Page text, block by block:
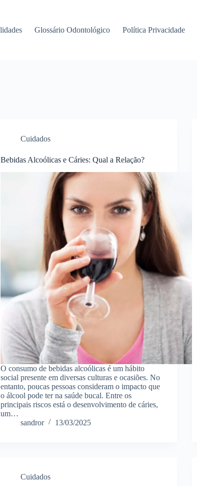
Glossário Odontológico Política Privacidade
Cuidados
Bebidas Alcoólicas e Cáries: Qual a Relação?
O consumo de bebidas alcoólicas é um hábito
social presente em diversas culturas e ocasiões. No
entanto, poucas pessoas consideram o impacto que
o álcool pode ter na saúde bucal. Entre os
principais riscos está o desenvolvimento de cáries,
um…
sandror
13/03/2025
Cuidados